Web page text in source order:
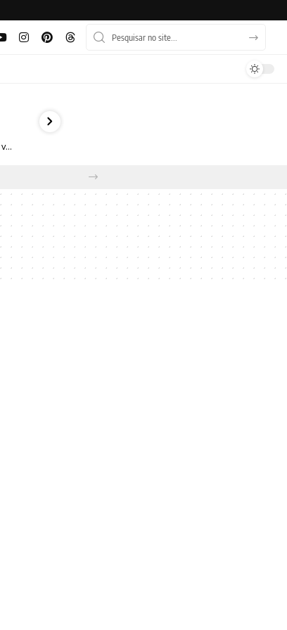
Dia dos Pais vai além do almoço: como transformar a data em experiência, afeto e boas escolhas